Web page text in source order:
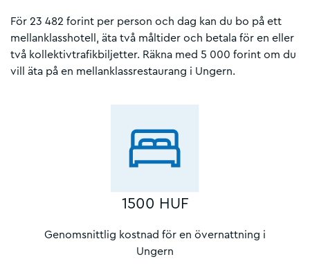
För 23 482 forint per person och dag kan du bo på ett
mellanklasshotell, äta två måltider och betala för en eller
två kollektivtrafikbiljetter. Räkna med 5 000 forint om du
vill äta på en mellanklassrestaurang i Ungern.
1500 HUF
Genomsnittlig kostnad för en övernattning i
Ungern